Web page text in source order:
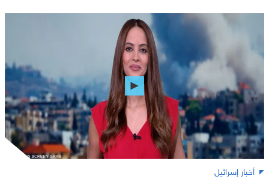
أخبار إسرائيل